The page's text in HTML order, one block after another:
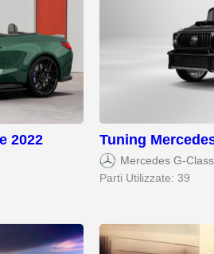
2022 Tuning
Mercedes G-
Parti Utilizzate: 39